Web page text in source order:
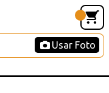
Usar Foto